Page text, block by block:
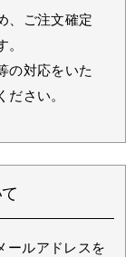
、ご注文確定
の対応をいた
さい。
ールアドレスを